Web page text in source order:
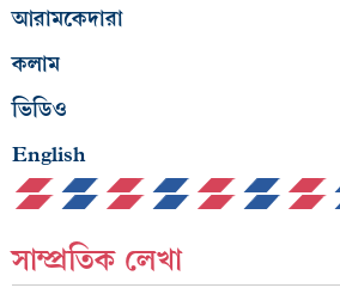
আরামকেদারা
কলাম
ভিডিও
English
সাম্প্রতিক লেখা